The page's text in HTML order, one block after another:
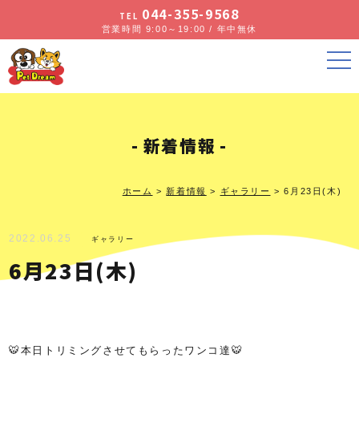
TEL 044-355-9568
営業時間 9:00～19:00 / 年中無休
新着情報
ホーム > 新着情報 > ギャラリー >6月23日(木)
2022.06.25 ギャラリー
6月23日(木)
🐯本日トリミングさせてもらったワンコ達🐯